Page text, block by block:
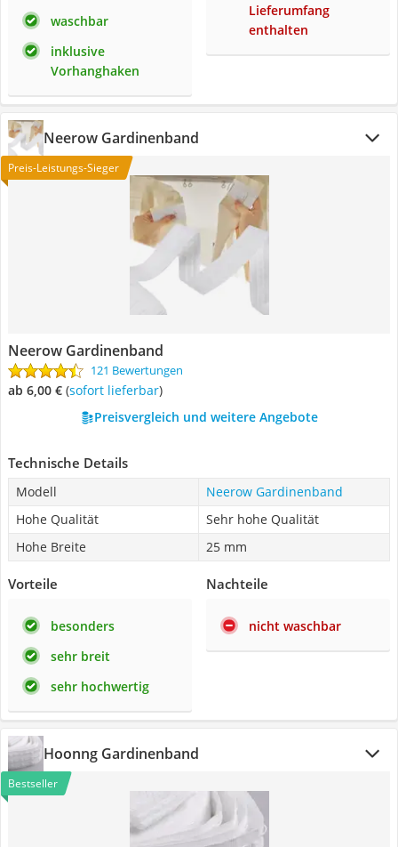
waschbar
inklusive
Vorhanghaken
Lieferumfang
enthalten
Neerow Gardinenband
Preis-Leistungs-Sieger
Neerow Gardinenband
121 Bewertungen
ab 6,00 € ( Sofort lieferbar)
Preisvergleich und weitere Angebote
Technische Details
Modell
Neerow Gardinenband
Hohe Qualität
Sehr hohe Qualität
Hohe Breite
25 mm
Vorteile
besonders
sehr breit
sehr hochwertig
Nachteile
nicht waschbar
Hoonng Gardinenband
Bestseller